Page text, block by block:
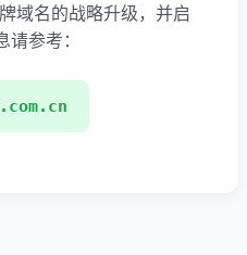
域名的战略升级，并启
参考：